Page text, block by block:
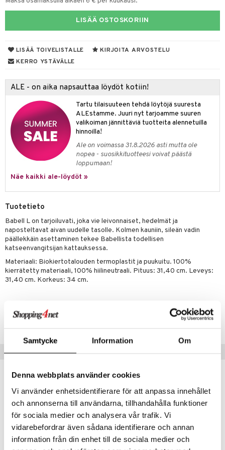
Samtycke Information Om
Denna webbplats använder cookies
Vi använder enhetsidentifierare för att anpassa innehållet
och annonserna till användarna, tillhandahålla funktioner
för sociala medier och analysera vår trafik. Vi
vidarebefordrar även sådana identifierare och annan
information från din enhet till de sociala medier och
LISÄÄ OSTOSKORIIN
LISÄÄ TOIVELISTALLE
KIRJOITA ARVOSTELU
KERRO YSTÄVÄLLE
ALE - on aika napsauttaa löydöt kotiin!
Tartu tilaisuuteen tehdä löytöjä suuresta
ALEstamme. Juuri nyt tarjoamme suuren
valikoiman jännittäviä tuotteita alennetuilla
hinnoilla!
Ale on voimassa 31.8.2026 asti mutta ole
nopea - suosikkituotteesi voivat päästä
loppumaan!
Näe kaikki ale-löydöt »
Tuotetieto
Babell L on tarjoiluvati, joka vie leivonnaiset, hedelmät ja
naposteltavat aivan uudelle tasolle. Kolmen kauniin, sileän vadin
päällekkäin asettaminen tekee Babellista todellisen
katseenvangitsijan kattauksessa.
Materiaali: Biokiertotalouden termoplastit ja puukuitu. 100%
kierrätetty materiaali, 100% hiilineutraali. Pituus: 31,40 cm. Leveys:
31,40 cm. Korkeus: 34 cm.
Tuotenumero
IUA92-1-N7
kampanja -15%
& Vihannesveitset
tarvikkeita
tekstiilit
koristelu
säilytys
tekstiilit
Saalit
& Tyynyliinat
& Peitot
& Koukut
& Korit
& Veistokset
Art
& Lyhdyt
& Hyllyt
& Koukut
& Korit
tekstiilit
tekstiilit
tekstiilit
& Peitot
hyönteissuoja
ruokinta
& Lyhdyt
& vastauksia